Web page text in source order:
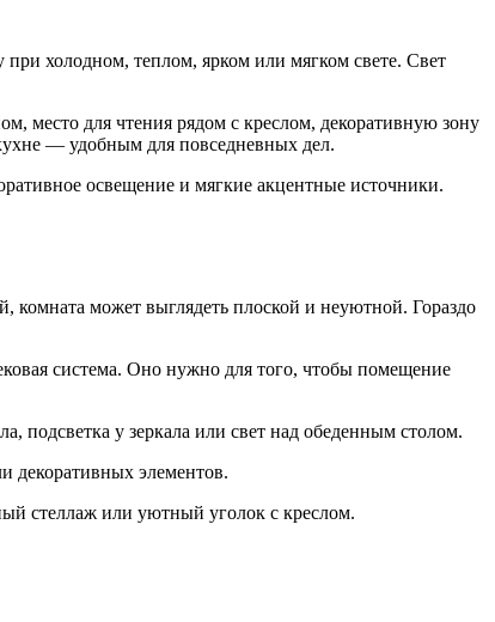
холодном, теплом, ярком или мягком свете. Свет
место для чтения рядом с креслом, декоративную зону
— удобным для повседневных дел.
освещение и мягкие акцентные источники.
комната может выглядеть плоской и неуютной. Гораздо
система. Оно нужно для того, чтобы помещение
подсветка у зеркала или свет над обеденным столом.
декоративных элементов.
стеллаж или уютный уголок с креслом.